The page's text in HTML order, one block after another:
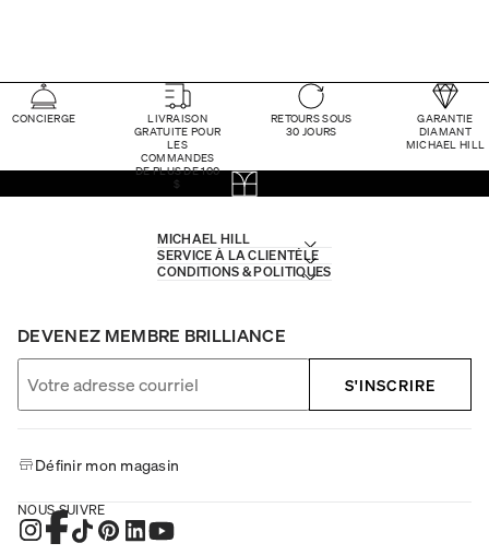
CONCIERGE
LIVRAISON
GRATUITE POUR
LES
COMMANDES
DE PLUS DE 100
$
RETOURS SOUS
30 JOURS
GARANTIE
DIAMANT
MICHAEL HILL
MICHAEL HILL
SERVICE À LA CLIENTÈLE
CONDITIONS & POLITIQUES
DEVENEZ MEMBRE BRILLIANCE
S'INSCRIRE
Définir mon magasin
NOUS SUIVRE